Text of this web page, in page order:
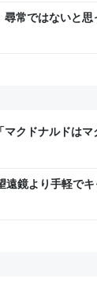
常ではないと思
性に「あなた何
クドナルドはマ
遠鏡より手軽でキ